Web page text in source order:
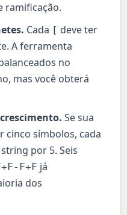
ramificação.
Cada [ deve ter
A ferramenta
no
mas você obterá
Se sua
cinco símbolos, cada
por 5. Seis
F+F já
dos